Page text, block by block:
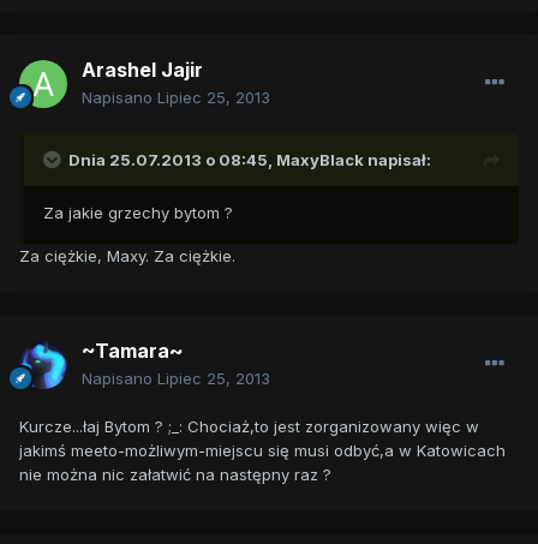
Arashel Jajir
Napisano Lipiec 25, 2013
Dnia 25.07.2013 o 08:45, MaxyBlack napisał:
Za jakie grzechy bytom ?
Za ciężkie, Maxy. Za ciężkie.
~Tamara~
Napisano Lipiec 25, 2013
Kurcze...łaj Bytom ? ;_: Chociaż,to jest zorganizowany więc w
jakimś meeto-możliwym-miejscu się musi odbyć,a w Katowicach
nie można nic załatwić na następny raz ?